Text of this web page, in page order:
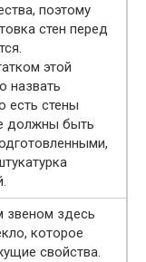
поэтому
стен перед
этой
назвать
есть стены
должны быть
здесь
которое
свойства.